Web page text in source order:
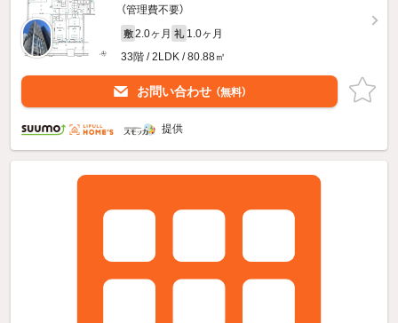
（管理費不要）
敷 2.0ヶ月 礼 1.0ヶ月
33階 / 2LDK / 80.88㎡
お問い合わせ （無料）
提供